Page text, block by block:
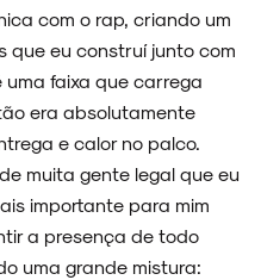
com o rap, criando um
que eu construí junto com
uma faixa que carrega
era absolutamente
e calor no palco.
muita gente legal que eu
importante para mim
a presença de todo
uma grande mistura: